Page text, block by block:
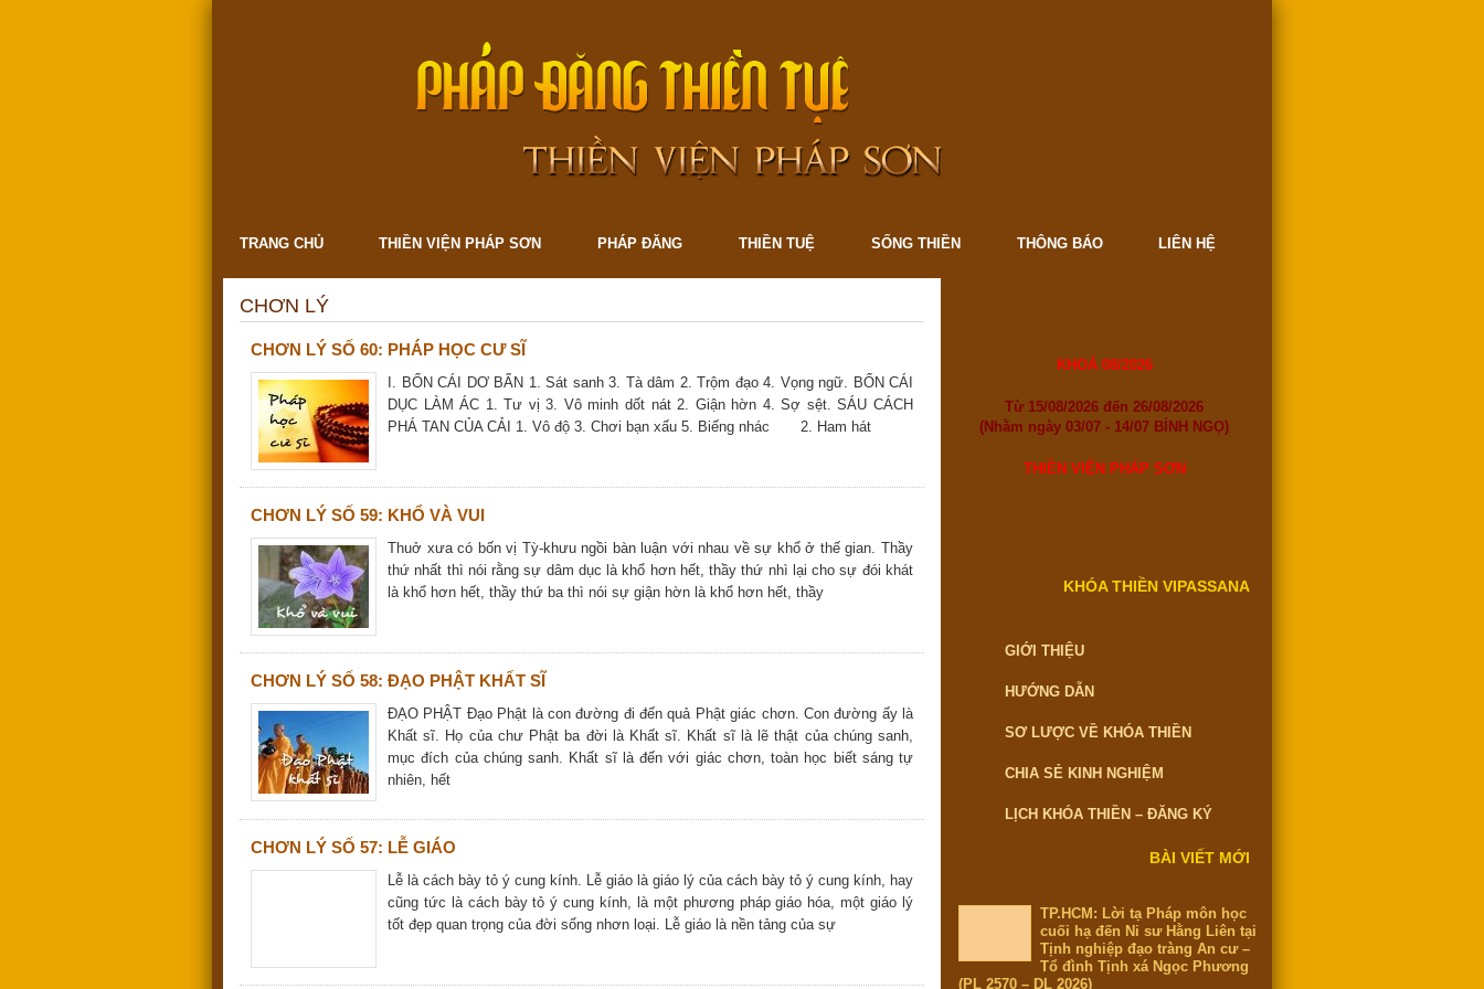
TRANG CHỦ THIỀN VIỆN PHÁP SƠN PHÁP ĐĂNG THIỀN TUỆ SỐNG THIỀN THÔNG BÁO LIÊN HỆ
CHƠN LÝ
CHƠN LÝ SỐ 60: PHÁP HỌC CƯ SĨ
I. BỐN CÁI DƠ BẨN 1. Sát sanh 3. Tà dâm 2. Trộm đạo 4. Vọng ngữ. BỐN CÁI
DỤC LÀM ÁC 1. Tư vị 3. Vô minh dốt nát 2. Giận hờn 4. Sợ sệt. SÁU CÁCH
PHÁ TAN CỦA CẢI 1. Vô độ 3. Chơi bạn xấu 5. Biếng nhác 2. Ham hát
CHƠN LÝ SỐ 59: KHỔ VÀ VUI
Thuở xưa có bốn vị Tỳ-khưu ngồi bàn luận với nhau về sự khổ ở thế gian. Thầy
thứ nhất thì nói rằng sự dâm dục là khổ hơn hết, thầy thứ nhì lại cho sự đói khát
là khổ hơn hết, thầy thứ ba thì nói sự giận hờn là khổ hơn hết, thầy
CHƠN LÝ SỐ 58: ĐẠO PHẬT KHẤT SĨ
ĐẠO PHẬT Đạo Phật là con đường đi đến quả Phật giác chơn. Con đường ấy là
Khất sĩ. Họ của chư Phật ba đời là Khất sĩ. Khất sĩ là lẽ thật của chúng sanh,
mục đích của chúng sanh. Khất sĩ là đến với giác chơn, toàn học biết sáng tự
nhiên, hết
CHƠN LÝ SỐ 57: LỄ GIÁO
Lễ là cách bày tỏ ý cung kính. Lễ giáo là giáo lý của cách bày tỏ ý cung kính, hay
cũng tức là cách bày tỏ ý cung kính, là một phương pháp giáo hóa, một giáo lý
tốt đẹp quan trọng của đời sống nhơn loại. Lễ giáo là nền tảng của sự
KHOÁ 08/2026
Từ 15/08/2026 đến 26/08/2026
(Nhằm ngày 03/07 - 14/07 BÍNH NGỌ)
THIỀN VIỆN PHÁP SƠN
KHÓA THIỀN VIPASSANA
GIỚI THIỆU
HƯỚNG DẪN
SƠ LƯỢC VỀ KHÓA THIỀN
CHIA SẺ KINH NGHIỆM
LỊCH KHÓA THIỀN – ĐĂNG KÝ
BÀI VIẾT MỚI
TP.HCM: Lời tạ Pháp môn học
cuối hạ đến Ni sư Hằng Liên tại
Tịnh nghiệp đạo tràng An cư –
Tổ đình Tịnh xá Ngọc Phương
(PL 2570 – DL 2026)